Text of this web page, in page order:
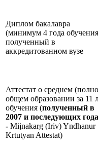
Диплом бакалавра
(минимум 4 года
полученный в
аккредитованном вузе
Аттестат о среднем
общем образовании за 11
обучения (полученный в
2007 и последующих
- Mijnakarg (Iriv) Yndhanur
Krtutyan Attestat)